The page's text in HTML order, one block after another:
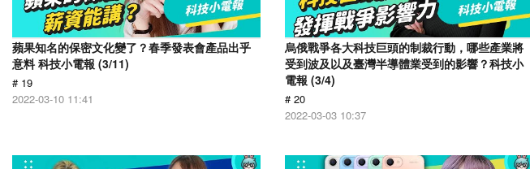
蘋果知名的保密文化變了？春季發表會產品出乎
意料 科技小電報 (3/11)
# 19
2022-03-10 11:41
烏俄戰爭各大科技巨頭的制裁行動，哪些產業將
受到波及以及臺灣半導體業受到的影響？科技小
電報 (3/4)
# 20
2022-03-03 10:37